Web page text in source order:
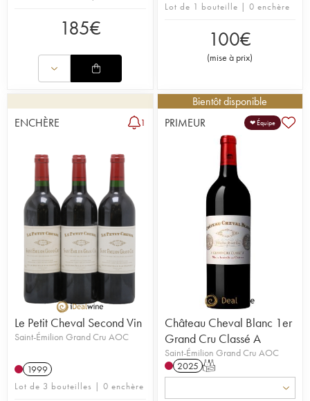
185€
Lot de 1 bouteille | 0 enchère
100€
(mise à prix)
ENCHÈRE 1
Le Petit Cheval Second Vin
Saint-Émilion Grand Cru AOC
1999
Lot de 3 bouteilles | 0 enchère
Bientôt disponible
PRIMEUR
❤ Équipe
Château Cheval Blanc 1er
Grand Cru Classé A
Saint-Émilion Grand Cru AOC
2025 T